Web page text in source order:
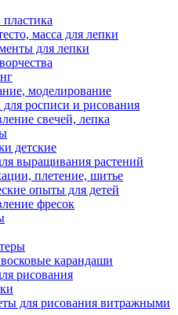
масса для лепки
для лепки
моделирование
росписи и рисования
свечей, лепка
детские
выращивания растений
плетение, шитье
опыты для детей
фресок
карандаши
рисования
для рисования витражными